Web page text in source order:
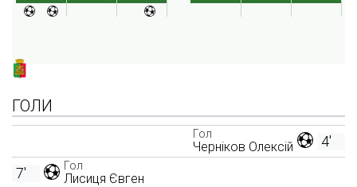
ГОЛИ
4'
Гол
Черніков Олексій
Гол
Лисиця Євген
7'